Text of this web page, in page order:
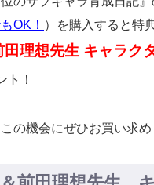
OK！ ）を購入すると特
田理想先生 キャラク
ト！
の機会にぜひお買い求め